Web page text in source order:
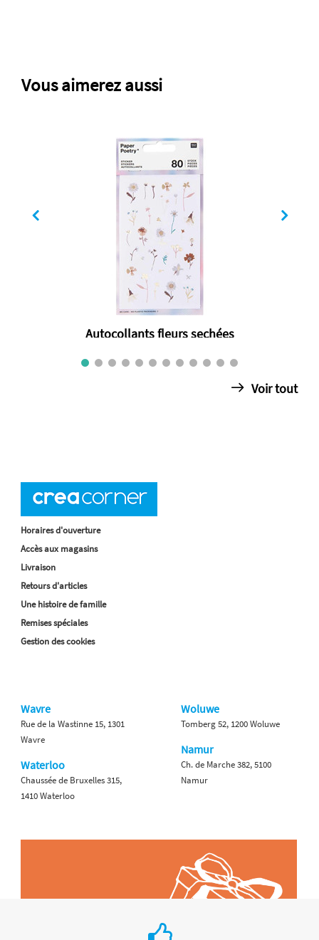
Vous aimerez aussi
Autocollants fleurs sechées
Voir tout
Horaires d'ouverture
Accès aux magasins
Livraison
Retours d'articles
Une histoire de famille
Remises spéciales
Gestion des cookies
Wavre
Rue de la Wastinne 15, 1301
Wavre
Waterloo
Chaussée de Bruxelles 315,
1410 Waterloo
Woluwe
Tomberg 52, 1200 Woluwe
Namur
Ch. de Marche 382, 5100
Namur